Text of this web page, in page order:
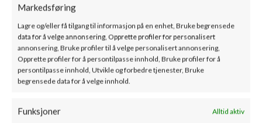
Markedsføring
Lagre og/eller få tilgang til informasjon på en enhet, Bruke begrensede
data for å velge annonsering, Opprette profiler for personalisert
annonsering, Bruke profiler til å velge personalisert annonsering,
Opprette profiler for å persontilpasse innhold, Bruke profiler for å
persontilpasse innhold, Utvikle og forbedre tjenester, Bruke
begrensede data for å velge innhold.
Funksjoner Alltid aktiv
Bef Home – Aquatic WH V
70 – Vannmantlet
Peisinnsats
65000kr – 73600
Bef Home – TWIN V 8 N
AQUANTIC II –
Vannmentlet Peisinnsats